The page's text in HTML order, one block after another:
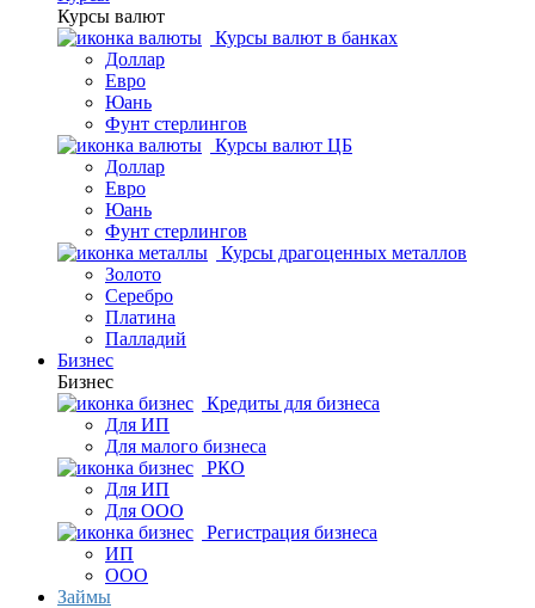
Курсы валют
Курсы валют в банках
Доллар
Евро
Юань
Фунт стерлингов
Курсы валют ЦБ
Доллар
Евро
Юань
Фунт стерлингов
Курсы драгоценных металлов
Золото
Серебро
Платина
Палладий
Бизнес
Бизнес
Кредиты для бизнеса
Для ИП
Для малого бизнеса
РКО
Для ИП
Для ООО
Регистрация бизнеса
ИП
ООО
Займы